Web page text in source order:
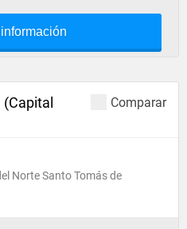
Comparar
Norte Santo Tomás de